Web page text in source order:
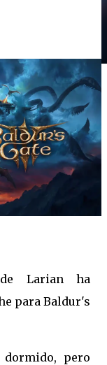
Larian ha
para Baldur's
pero